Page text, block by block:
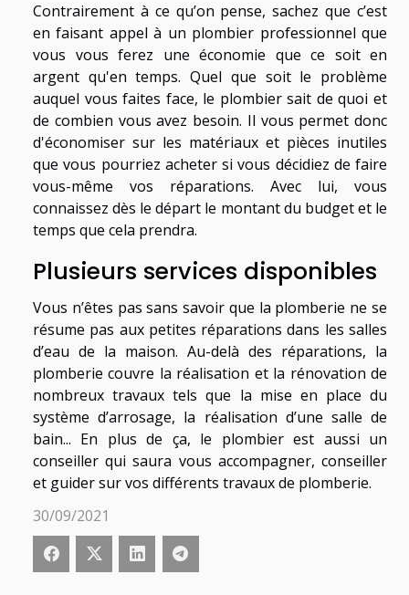
Contrairement à ce qu’on pense, sachez que c’est
en faisant appel à un plombier professionnel que
vous vous ferez une économie que ce soit en
argent qu'en temps. Quel que soit le problème
auquel vous faites face, le plombier sait de quoi et
de combien vous avez besoin. Il vous permet donc
d'économiser sur les matériaux et pièces inutiles
que vous pourriez acheter si vous décidiez de faire
vous-même vos réparations. Avec lui, vous
connaissez dès le départ le montant du budget et le
temps que cela prendra.
Plusieurs services disponibles
Vous n’êtes pas sans savoir que la plomberie ne se
résume pas aux petites réparations dans les salles
d’eau de la maison. Au-delà des réparations, la
plomberie couvre la réalisation et la rénovation de
nombreux travaux tels que la mise en place du
système d’arrosage, la réalisation d’une salle de
bain... En plus de ça, le plombier est aussi un
conseiller qui saura vous accompagner, conseiller
et guider sur vos différents travaux de plomberie.
30/09/2021